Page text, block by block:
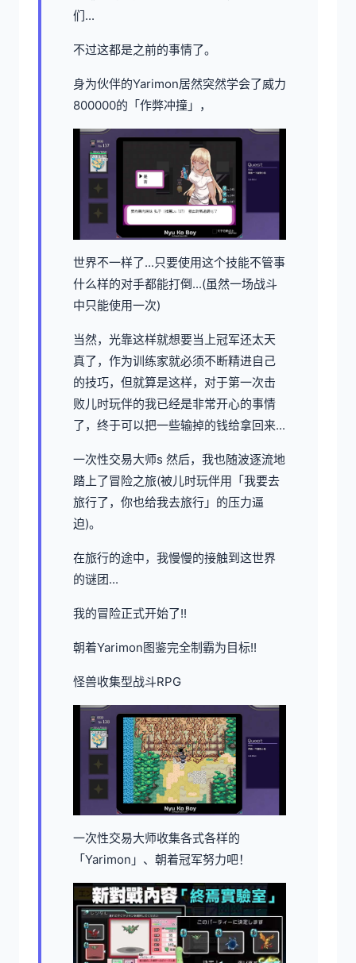
们...
不过这都是之前的事情了。
身为伙伴的Yarimon居然突然学会了威力
800000的「作弊冲撞」，
世界不一样了...只要使用这个技能不管事
什么样的对手都能打倒...(虽然一场战斗
中只能使用一次)
当然，光靠这样就想要当上冠军还太天
真了，作为训练家就必须不断精进自己
的技巧，但就算是这样，对于第一次击
败儿时玩伴的我已经是非常开心的事情
了，终于可以把一些输掉的钱给拿回来...
一次性交易大师s 然后，我也随波逐流地
踏上了冒险之旅(被儿时玩伴用「我要去
旅行了，你也给我去旅行」的压力逼
迫)。
在旅行的途中，我慢慢的接触到这世界
的谜团...
我的冒险正式开始了!!
朝着Yarimon图鉴完全制霸为目标!!
怪兽收集型战斗RPG
一次性交易大师收集各式各样的
「Yarimon」、朝着冠军努力吧！